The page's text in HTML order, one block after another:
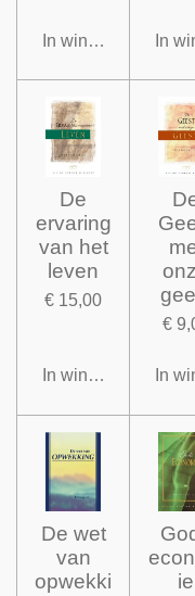
In winkelwagenIn
De
ervaring
van het
leven
€ 15,00
In winkelwagen
€
In
De wet
van
opwekki
ie